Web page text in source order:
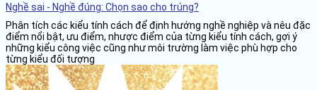
Nghề sai - Nghề đúng: Chọn sao cho trúng?
Phân tích các kiểu tính cách để định hướng nghề nghiệp và nêu đặc
điểm nổi bật, ưu điểm, nhược điểm của từng kiểu tính cách, gợi ý
những kiểu công việc cũng như môi trường làm việc phù hợp cho
từng kiểu đối tượng